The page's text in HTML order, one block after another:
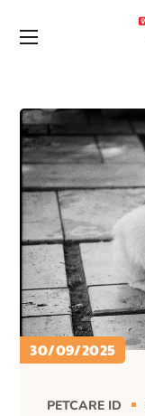
30/09/2025
PETCARE ID